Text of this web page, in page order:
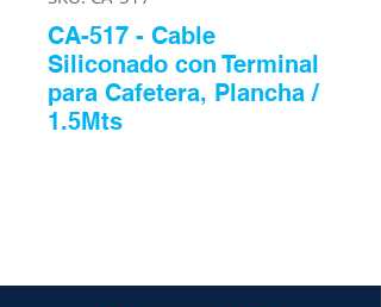
CA-517 - Cable
Siliconado con Terminal
para Cafetera, Plancha /
1.5Mts